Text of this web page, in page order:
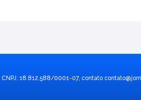
18.812.588/0001-07, contato